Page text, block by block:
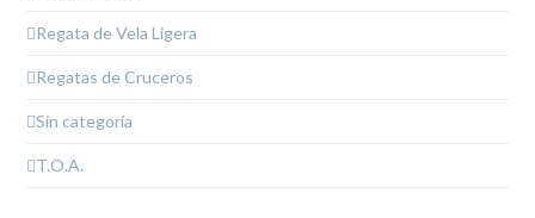
Regata de Vela Ligera
Regatas de Cruceros
Sin categoría
T.O.A.